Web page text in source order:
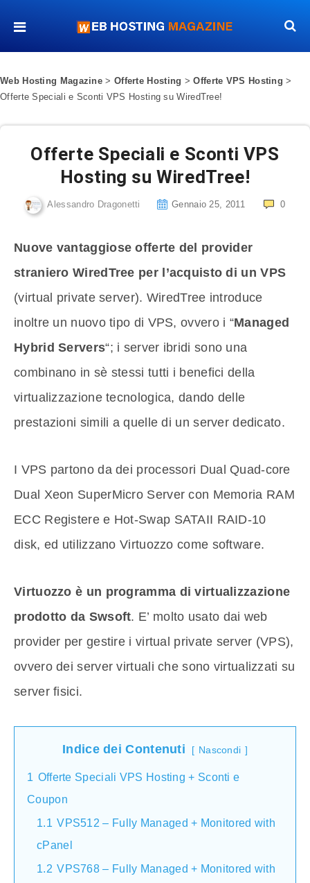
Web Hosting Magazine > Offerte Hosting >Offerte VPS Hosting >
Offerte Speciali e Sconti VPS Hosting su WiredTree!
Offerte Speciali e Sconti VPS
Hosting su WiredTree!
Alessandro Dragonetti Gennaio 25, 2011 0
Nuove vantaggiose offerte del provider
straniero WiredTree per l’acquisto di un VPS
(virtual private server). WiredTree introduce
inoltre un nuovo tipo di VPS, ovvero i “Managed
Hybrid Servers“; i server ibridi sono una
combinano in sè stessi tutti i benefici della
virtualizzazione tecnologica, dando delle
prestazioni simili a quelle di un server dedicato.
I VPS partono da dei processori Dual Quad-core
Dual Xeon SuperMicro Server con Memoria RAM
ECC Registere e Hot-Swap SATAII RAID-10
disk, ed utilizzano Virtuozzo come software.
Virtuozzo è un programma di virtualizzazione
prodotto da Swsoft. E’ molto usato dai web
provider per gestire i virtual private server (VPS),
ovvero dei server virtuali che sono virtualizzati su
server fisici.
Indice dei Contenuti Nascondi
1 Offerte Speciali VPS Hosting + Sconti e
Coupon
1.1 VPS512 – Fully Managed + Monitored with
cPanel
1.2 VPS768 – Fully Managed + Monitored with